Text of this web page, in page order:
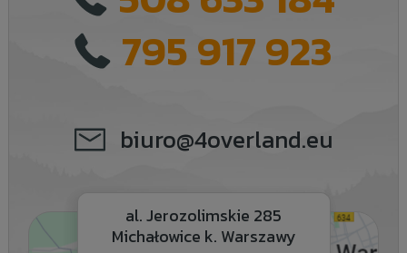
795 917 923
biuro@4overland.eu
al. Jerozolimskie 285
Michałowice k. Warszawy